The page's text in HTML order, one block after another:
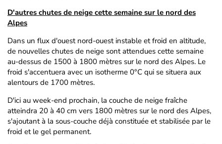
D'autres chutes de neige cette semaine sur le nord des
Alpes
Dans un flux d'ouest nord-ouest instable et froid en altitude,
de nouvelles chutes de neige sont attendues cette semaine
au-dessus de 1500 à 1800 mètres sur le nord des Alpes. Le
froid s'accentuera avec un isotherme 0°C qui se situera aux
alentours de 1700 mètres.
D'ici au week-end prochain, la couche de neige fraîche
atteindra 20 à 40 cm vers 1800 mètres sur le nord des Alpes,
s'ajoutant à la sous-couche déjà constituée et stabilisée par le
froid et le gel permanent.